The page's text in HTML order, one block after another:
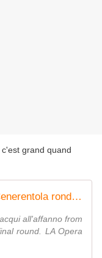
grand quand
Carol Garcia. OPERALIA 2014. Cenerentola rondó finale
all'affanno from
round. LA Opera